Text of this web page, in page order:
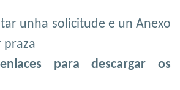
unha solicitude e un Anexo
praza
para descargar os